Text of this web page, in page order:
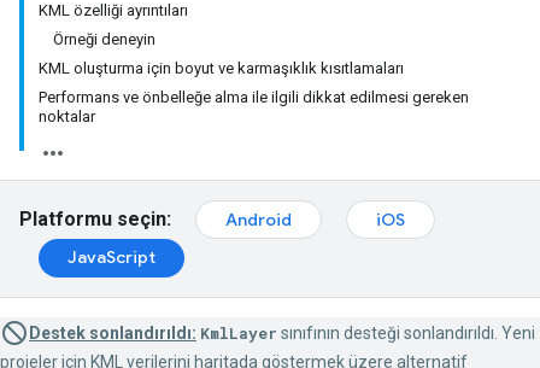
KML özelliği ayrıntıları
Örneği deneyin
KML oluşturma için boyut ve karmaşıklık kısıtlamaları
Performans ve önbelleğe alma ile ilgili dikkat edilmesi gereken
noktalar
Platformu seçin: Android
iOS
JavaScript
Destek sonlandırıldı: KmlLayer sınıfının desteği sonlandırıldı. Yeni
projeler için KML verilerini haritada göstermek üzere alternatif